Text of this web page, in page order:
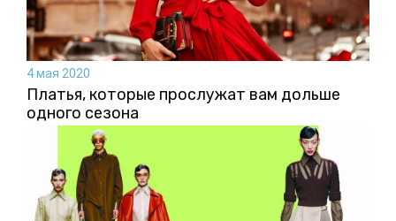
4 мая 2020
Платья, которые прослужат вам дольше
одного сезона